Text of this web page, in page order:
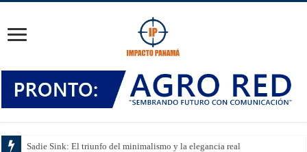
Sadie Sink: El triunfo del minimalismo y la elegancia real